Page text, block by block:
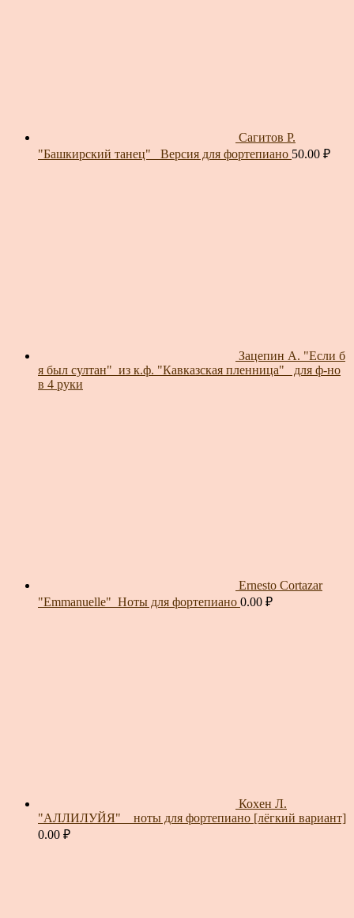
Сагитов Р.
"Башкирский танец"_ Версия для фортепиано 50.00 ₽
Зацепин А. "Если б
я был султан"_из к.ф. "Кавказская пленница"_ для ф-но
в 4 руки
Ernesto Cortazar
"Emmanuelle"_Ноты для фортепиано 0.00 ₽
Кохен Л.
"АЛЛИЛУЙЯ" _ ноты для фортепиано [лёгкий вариант]
0.00 ₽